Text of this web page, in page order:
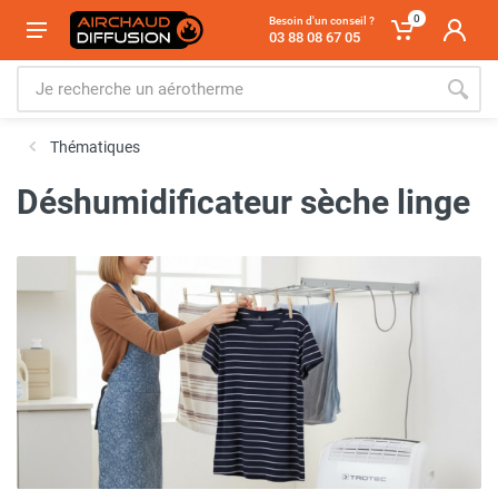
Besoin d'un conseil ?
03 88 08 67 05
0
Thématiques
Déshumidificateur sèche linge